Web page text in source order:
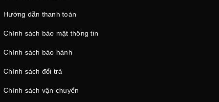
Hướng dẫn thanh toán
Chính sách bảo mật thông tin
Chính sách bảo hành
Chính sách đổi trả
Chính sách vận chuyển